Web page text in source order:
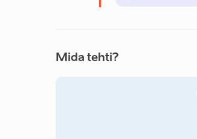
Mida tehti?